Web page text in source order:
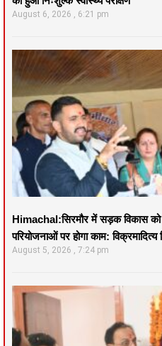
August 6, 2026 6:21 pm
Himachal:सिरमौर में सड़क विकास को
परियोजनाओं पर होगा काम: विक्रमादित्य
August 5, 2026 7:24 pm